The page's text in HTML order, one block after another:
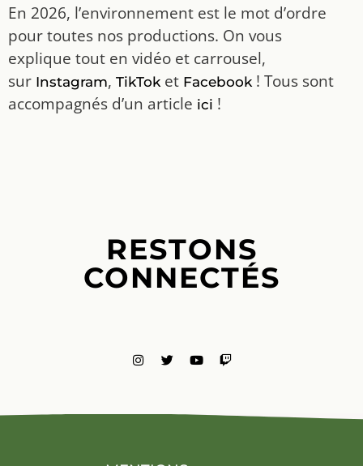
En 2026, l’environnement est le mot d’ordre
pour toutes nos productions. On vous
explique tout en vidéo et carrousel,
sur Instagram, TikToket Facebook! Tous sont
accompagnés d’un article ici !
RESTONS
CONNECTÉS